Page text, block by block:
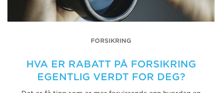
FORSIKRING
HVA ER RABATT PÅ FORSIKRING
EGENTLIG VERDT FOR DEG?